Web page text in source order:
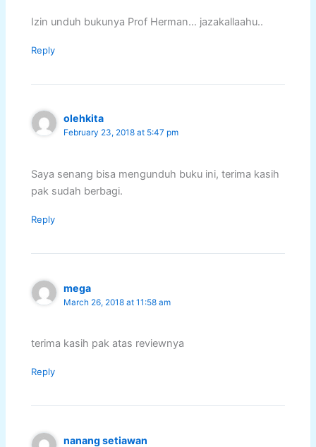
Izin unduh bukunya Prof Herman… jazakallaahu..
Reply
olehkita
February 23, 2018 at 5:47 pm
Saya senang bisa mengunduh buku ini, terima kasih
pak sudah berbagi.
Reply
mega
March 26, 2018 at 11:58 am
terima kasih pak atas reviewnya
Reply
nanang setiawan